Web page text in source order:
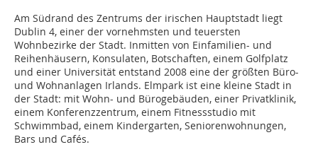
Am Südrand des Zentrums der irischen Hauptstadt liegt
Dublin 4, einer der vornehmsten und teuersten
Wohnbezirke der Stadt. Inmitten von Einfamilien- und
Reihenhäusern, Konsulaten, Botschaften, einem Golfplatz
und einer Universität entstand 2008 eine der größten Büro-
und Wohnanlagen Irlands. Elmpark ist eine kleine Stadt in
der Stadt: mit Wohn- und Bürogebäuden, einer Privatklinik,
einem Konferenzzentrum, einem Fitnessstudio mit
Schwimmbad, einem Kindergarten, Seniorenwohnungen,
Bars und Cafés.